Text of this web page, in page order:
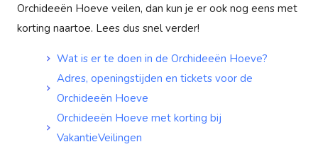
Orchideeën Hoeve veilen, dan kun je er ook nog eens met
korting naartoe. Lees dus snel verder!
Wat is er te doen in de Orchideeën Hoeve?
Adres, openingstijden en tickets voor de
Orchideeën Hoeve
Orchideeën Hoeve met korting bij
VakantieVeilingen